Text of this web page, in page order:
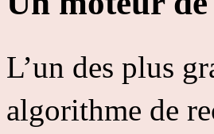
L’un des plus
algorithme de